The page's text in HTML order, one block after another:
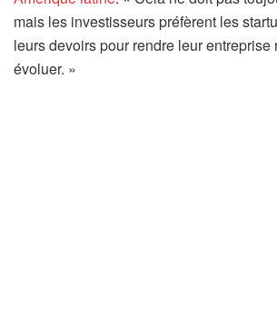
mais les investisseurs préfèrent les
leurs devoirs pour rendre leur entreprise
évoluer. »